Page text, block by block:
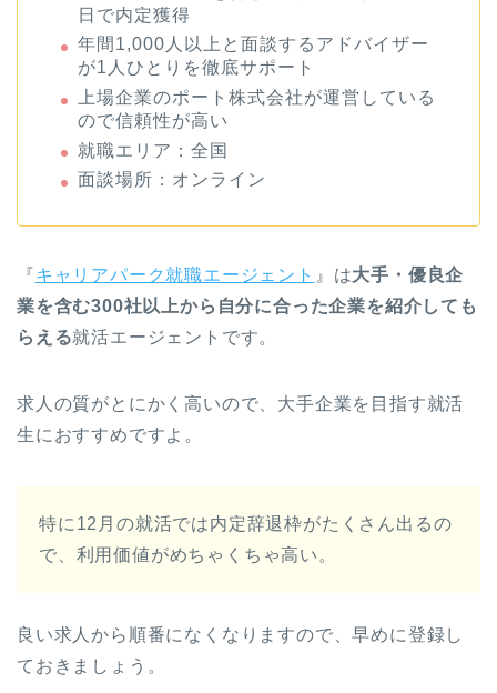
日で内定獲得
年間1,000人以上と面談するアドバイザー
が1人ひとりを徹底サポート
上場企業のポート株式会社が運営している
ので信頼性が高い
就職エリア：全国
面談場所：オンライン
『キャリアパーク就職エージェント 』は大手・優良企
業を含む300社以上から自分に合った企業を紹介しても
らえる就活エージェントです。
求人の質がとにかく高いので、大手企業を目指す就活
生におすすめですよ。
特に12月の就活では内定辞退枠がたくさん出るの
で、利用価値がめちゃくちゃ高い。
良い求人から順番になくなりますので、早めに登録し
ておきましょう。